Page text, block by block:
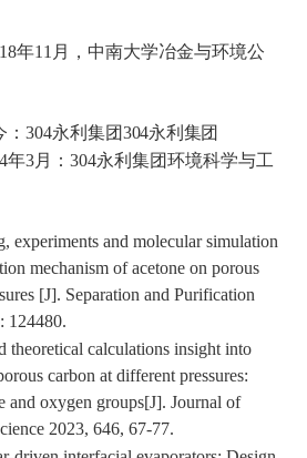
年11 月，中南大学冶金与环境公
：304永利集团304永利集团
年3月：304永利集团环境科学与工
experiments and molecular simulation
mechanism of acetone on porous
[J]. Separation and Purification
124480.
theoretical calculations insight into
carbon at different pressures:
and oxygen groups[J]. Journal of
2023, 646, 67-77.